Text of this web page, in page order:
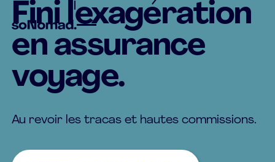
Fini l'exagération
en assurance
voyage.
Au revoir les tracas et hautes commissions.
OBTENEZ UNE SOUMISSION